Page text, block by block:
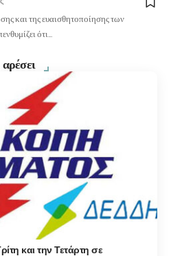
και της ευαισθητοποίησης των
ότι…
και την Τετάρτη σε